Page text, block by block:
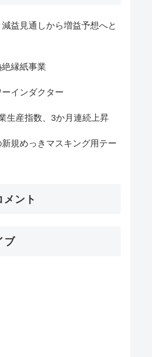
益見通しから増益予想へと
縁紙事業
インダクター
生産指数、3か月連続上昇
規めっきマスキング用テー
メント
ブ